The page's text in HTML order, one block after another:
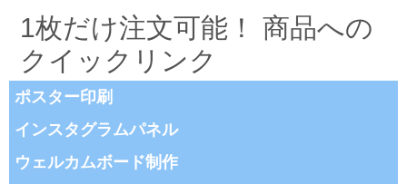
1枚だけ注文可能！ 商品への
クイックリンク
ポスター印刷
インスタグラムパネル
ウェルカムボード制作